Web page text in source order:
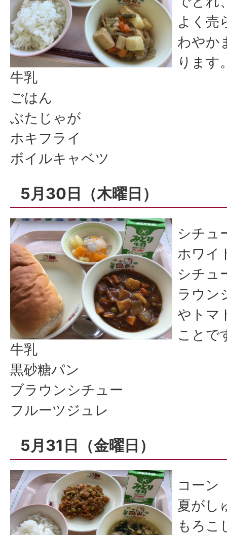
牛乳
ごはん
ぶたじゃが
ホキフライ
ボイルキャベツ
よく売
わやか
ります
5月30日（木曜日）
牛乳
黒砂糖パン
ブラウンシチュー
フルーツジュレ
シチュ
ホワイ
シチュ
ラウン
やトマ
ことで
5月31日（金曜日）
コーン
夏がし
もろこ